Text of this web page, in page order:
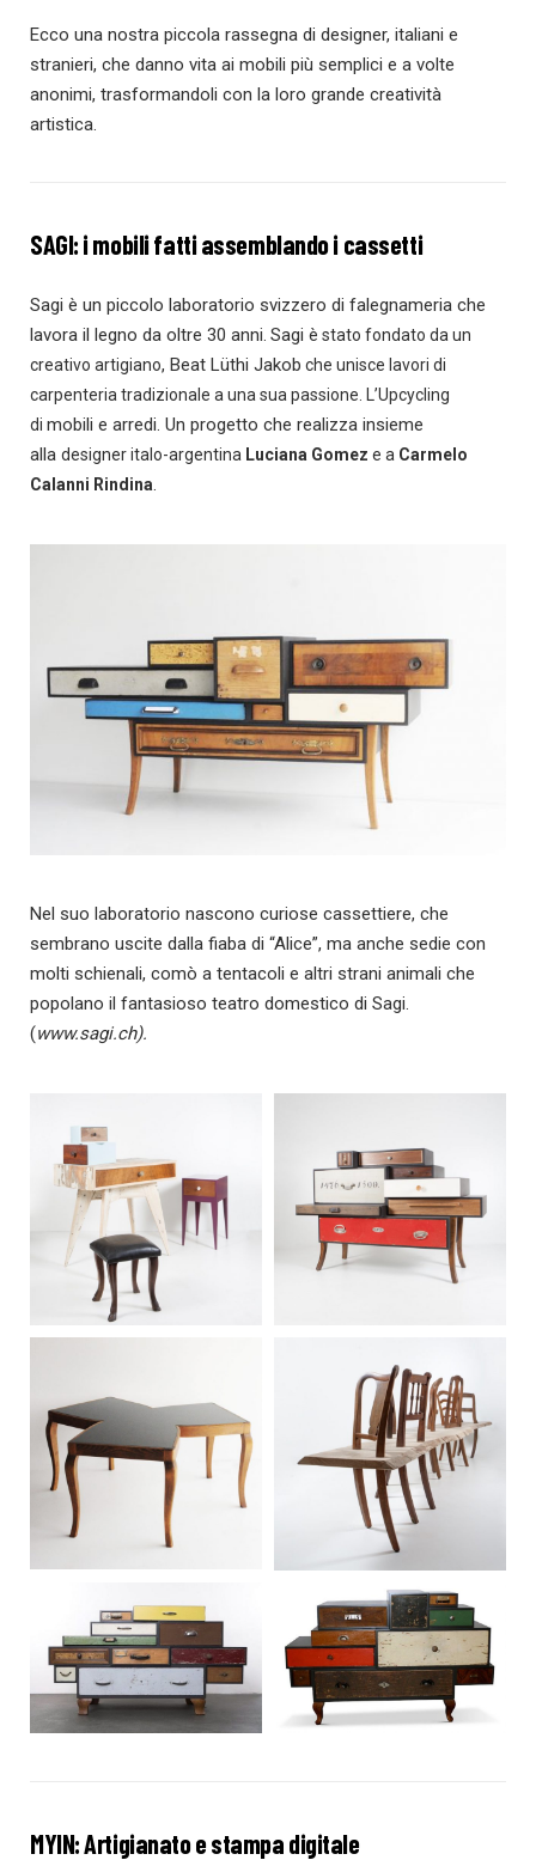
Ecco una nostra piccola rassegna di designer, italiani e
stranieri, che danno vita ai mobili più semplici e a volte
anonimi, trasformandoli con la loro grande creatività
artistica.
SAGI: i mobili fatti assemblando i cassetti
Sagi è un piccolo laboratorio svizzero di falegnameria che
lavora il legno da oltre 30 anni. Sagi è stato fondato da un
creativo artigiano, Beat Lüthi Jakob che unisce lavori di
carpenteria tradizionale a una sua passione. L’Upcycling
di mobili e arredi. Un progetto che realizza insieme
alla designer italo-argentina Luciana Gomez e a Carmelo
Calanni Rindina.
Nel suo laboratorio nascono curiose cassettiere, che
sembrano uscite dalla fiaba di “Alice”, ma anche sedie con
molti schienali, comò a tentacoli e altri strani animali che
popolano il fantasioso teatro domestico di Sagi.
(www.sagi.ch).
MYIN: Artigianato e stampa digitale